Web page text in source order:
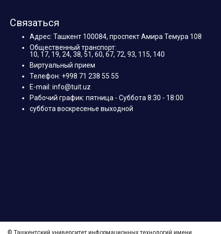
Связаться
Адрес: Ташкент 100084, проспект Амира Темура 108
Общественный транспорт:
10, 17, 19, 24, 38, 51, 60, 67, 72, 93, 115, 140
Виртуальный прием
Телефон: +998 71 238 55 55
E-mail: info@tuit.uz
Рабочий график: пятница - Суббота 8:30 - 18:00
суббота воскресенье выходной
© Ташкентский университет информационных технологий имени